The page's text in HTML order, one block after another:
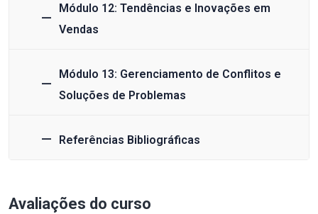
Módulo 12: Tendências e Inovações em
Vendas
Módulo 13: Gerenciamento de Conflitos e
Soluções de Problemas
Referências Bibliográficas
Avaliações do curso